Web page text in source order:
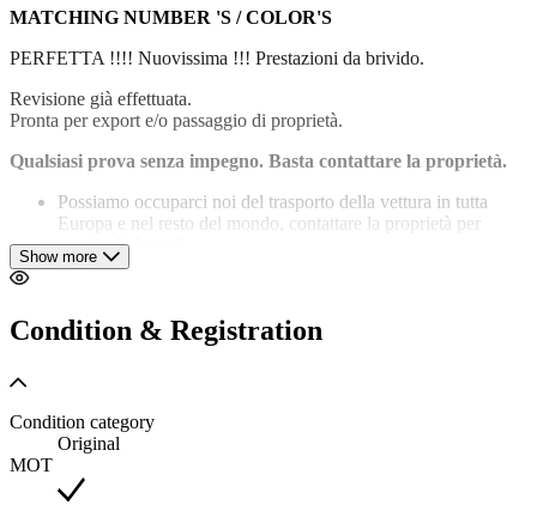
MATCHING NUMBER 'S / COLOR'S
PERFETTA !!!! Nuovissima !!! Prestazioni da brivido.
Revisione già effettuata.
Pronta per export e/o passaggio di proprietà.
Qualsiasi prova senza impegno. Basta contattare la proprietà.
Possiamo occuparci noi del trasporto della vettura in tutta
Europa e nel resto del mondo, contattare la proprietà per
eventuali dettagli.
Pratiche di demolizione per esportazione e/o passaggio di
NO ESITATE A CONTATTARCI PER EVENTUALI
Show more
Condition & Registration
Condition category
Original
MOT